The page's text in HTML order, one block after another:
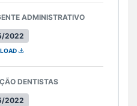
2022
ADMINISTRATIVO
2022
DENTISTAS